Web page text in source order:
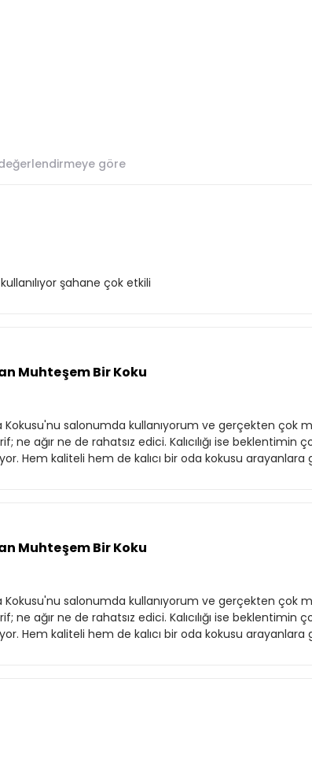
değerlendirmeye göre
şahane çok etkili
Muhteşem Bir Koku
Kokusu'nu salonumda kullanıyorum ve gerçekten çok
ne ağır ne de rahatsız edici. Kalıcılığı ise
Hem kaliteli hem de kalıcı bir oda kokusu
Muhteşem Bir Koku
Kokusu'nu salonumda kullanıyorum ve gerçekten çok
ne ağır ne de rahatsız edici. Kalıcılığı ise
Hem kaliteli hem de kalıcı bir oda kokusu